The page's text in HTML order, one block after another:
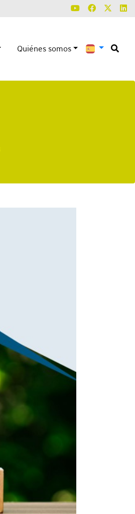
Quiénes somos